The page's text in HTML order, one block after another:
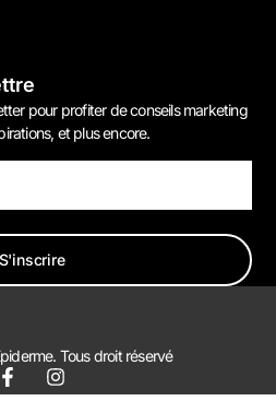
pour profiter de conseils marketing
et plus encore.
S'inscrire
Tous droit réservé